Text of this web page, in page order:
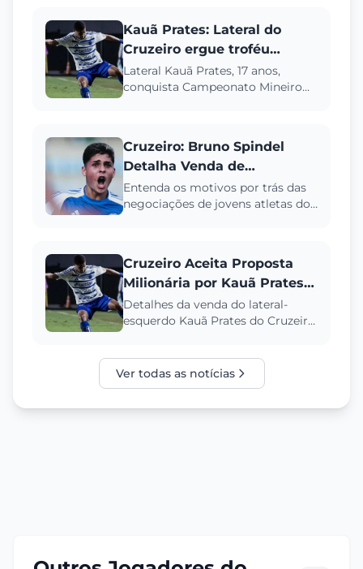
Kauã Prates: Lateral do
Cruzeiro ergue troféu
Mineiro antes de se
apresentar ao Borussia
Lateral Kauã Prates, 17 anos,
conquista Campeonato Mineiro
Cruzeiro: Bruno Spindel
Detalha Venda de
Baptistella e Kauã Prates
Entenda os motivos por trás das
negociações de jovens atletas do
Cruzeiro Aceita Proposta
Milionária por Kauã Prates
do Borussia Dortmund
Detalhes da venda do lateral-
esquerdo Kauã Prates do Cruzeiro
próximos...
Ver todas as notícias